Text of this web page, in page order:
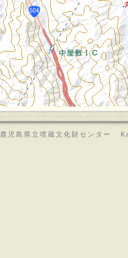
鹿児島県立埋蔵文化財センタ